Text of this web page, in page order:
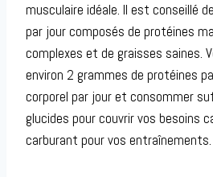
musculaire idéale. Il est conseillé
par jour composés de protéines
complexes et de graisses saines.
environ 2 grammes de protéines
corporel par jour et consommer
glucides pour couvrir vos besoins
carburant pour vos entraînements.